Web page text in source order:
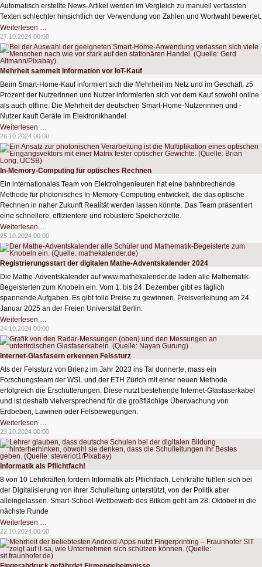
Diamant
Automatisch erstellte News-Artikel werden im Vergleich zu manuell verfassten
Texten schlechter hinsichtlich der Verwendung von Zahlen und Wortwahl bewertet.
Weiterlesen …
generierte
Nachrichten
sind
schwerer
verständlich
27.10.2024 00:00
Mehrheit sammelt Information vor IoT-Kauf
Beim Smart-Home-Kauf informiert sich die Mehrheit im Netz und im Geschäft. z5
Prozent der Nutzerinnen und Nutzer informierten sich vor dem Kauf sowohl online
als auch offline. Die Mehrheit der deutschen Smart-Home-Nutzerinnen und -
Nutzer kauft Geräte im Elektronikhandel.
Weiterlesen …
sammelt
Information
vor
IoT-
26.10.2024 00:00
In-Memory-Computing für optisches Rechnen
Ein internationales Team von Elektroingenieuren hat eine bahnbrechende
Methode für photonisches In-Memory-Computing entwickelt, die das optische
Rechnen in naher Zukunft Realität werden lassen könnte. Das Team präsentiert
eine schnellere, effizientere und robustere Speicherzelle.
Weiterlesen …
Memory-
Computing
für
optisches
Rechnen
25.10.2024 00:00
Registrierungsstart der digitalen Mathe-Adventskalender 2024
Die Mathe-Adventskalender auf www.mathekalender.de laden alle Mathematik-
Begeisterten zum Knobeln ein. Vom 1. bis 24. Dezember gibt es täglich
spannende Aufgaben. Es gibt tolle Preise zu gewinnen. Preisverleihung am 24.
Januar 2025 an der Freien Universität Berlin.
Weiterlesen …
der
digitalen
Mathe-
Adventskalender
2024
24.10.2024 00:00
Internet-Glasfasern erkennen Felssturz
Als der Felssturz von Brienz im Jahr 2023 ins Tal donnerte, mass ein
Forschungsteam der WSL und der ETH Zürich mit einer neuen Methode
erfolgreich die Erschütterungen. Diese nutzt bestehende Internet-Glasfaserkabel
und ist deshalb vielversprechend für die großflächige Überwachung von
Erdbeben, Lawinen oder Felsbewegungen.
Weiterlesen …
Glasfasern
erkennen
Felssturz
23.10.2024 00:00
Informatik als Pflichtfach!
8 von 10 Lehrkräften fordern Informatik als Pflichtfach. Lehrkräfte fühlen sich bei
der Digitalisierung von ihrer Schulleitung unterstützt, von der Politik aber
alleingelassen. Smart-School-Wettbewerb des Bitkom geht am 28. Oktober in die
nächste Runde
Weiterlesen …
als
Pflichtfach!
22.10.2024 00:00